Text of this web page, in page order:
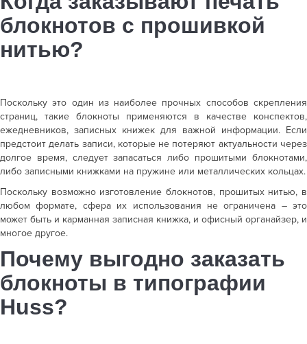
блокнотов с прошивкой
нитью?
Поскольку это один из наиболее прочных способов скрепления
страниц, такие блокноты применяются в качестве конспектов,
ежедневников, записных книжек для важной информации. Если
предстоит делать записи, которые не потеряют актуальности через
долгое время, следует запасаться либо прошитыми блокнотами,
либо записными книжками на пружине или металлических кольцах.
Поскольку возможно изготовление блокнотов, прошитых нитью, в
любом формате, сфера их использования не ограничена – это
может быть и карманная записная книжка, и офисный органайзер, и
многое другое.
Почему выгодно заказать
блокноты в типографии
Huss?